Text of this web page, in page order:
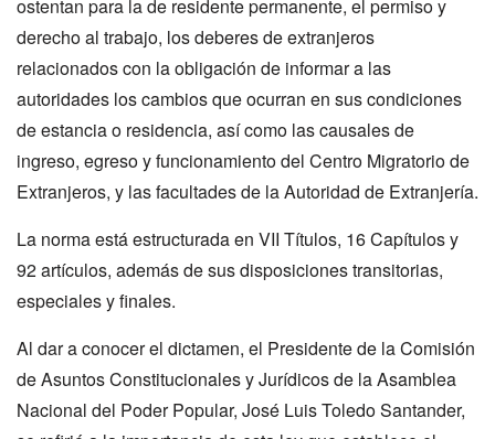
ostentan para la de residente permanente, el permiso y
derecho al trabajo, los deberes de extranjeros
relacionados con la obligación de informar a las
autoridades los cambios que ocurran en sus condiciones
de estancia o residencia, así como las causales de
ingreso, egreso y funcionamiento del Centro Migratorio de
Extranjeros, y las facultades de la Autoridad de Extranjería.
La norma está estructurada en VII Títulos, 16 Capítulos y
92 artículos, además de sus disposiciones transitorias,
especiales y finales.
Al dar a conocer el dictamen, el Presidente de la Comisión
de Asuntos Constitucionales y Jurídicos de la Asamblea
Nacional del Poder Popular, José Luis Toledo Santander,